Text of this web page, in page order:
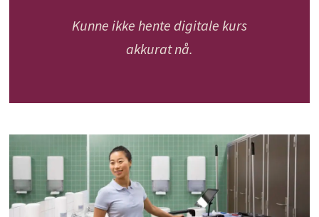
Kunne ikke hente digitale kurs
akkurat nå.